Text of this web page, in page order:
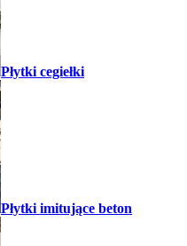
Płytki cegiełki
Płytki imitujące beton